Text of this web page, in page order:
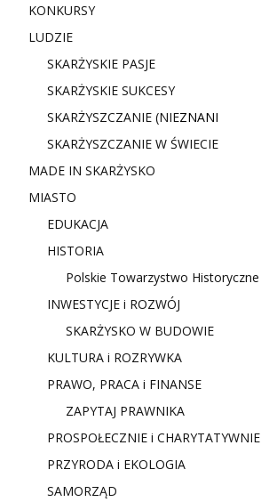
KONKURSY
LUDZIE
SKARŻYSKIE PASJE
SKARŻYSKIE SUKCESY
SKARŻYSZCZANIE (NIEZNANI
SKARŻYSZCZANIE W ŚWIECIE
MADE IN SKARŻYSKO
MIASTO
EDUKACJA
HISTORIA
Polskie Towarzystwo Historyczne
INWESTYCJE i ROZWÓJ
SKARŻYSKO W BUDOWIE
KULTURA i ROZRYWKA
PRAWO, PRACA i FINANSE
ZAPYTAJ PRAWNIKA
PROSPOŁECZNIE i CHARYTATYWNIE
PRZYRODA i EKOLOGIA
SAMORZĄD